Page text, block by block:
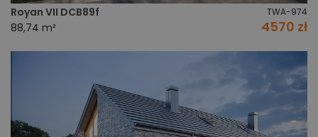
Royan VII DCB89f TWA-974
88,74 m² 4570 zł